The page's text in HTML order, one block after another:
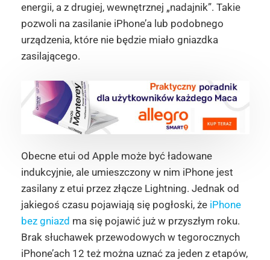
energii, a z drugiej, wewnętrznej „nadajnik”. Takie
pozwoli na zasilanie iPhone’a lub podobnego
urządzenia, które nie będzie miało gniazdka
zasilającego.
Obecne etui od Apple może być ładowane
indukcyjnie, ale umieszczony w nim iPhone jest
zasilany z etui przez złącze Lightning. Jednak od
jakiegoś czasu pojawiają się pogłoski, że iPhone
bez gniazd ma się pojawić już w przyszłym roku.
Brak słuchawek przewodowych w tegorocznych
iPhone’ach 12 też można uznać za jeden z etapów,